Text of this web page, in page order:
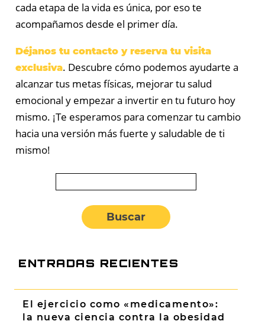
cada etapa de la vida es única, por eso te
acompañamos desde el primer día.
Déjanos tu contacto y reserva tu visita
exclusiva. Descubre cómo podemos ayudarte a
alcanzar tus metas físicas, mejorar tu salud
emocional y empezar a invertir en tu futuro hoy
mismo. ¡Te esperamos para comenzar tu cambio
hacia una versión más fuerte y saludable de ti
mismo!
ENTRADAS RECIENTES
El ejercicio como «medicamento»:
la nueva ciencia contra la obesidad